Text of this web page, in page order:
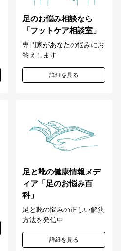
足のお悩み相談なら
「フットケア相談室」
専門家があなたの悩みにお
答えします
詳細を見る
足と靴の健康情報メデ
ィア「足のお悩み百
科」
足と靴の悩みの正しい解決
方法を発信中
詳細を見る